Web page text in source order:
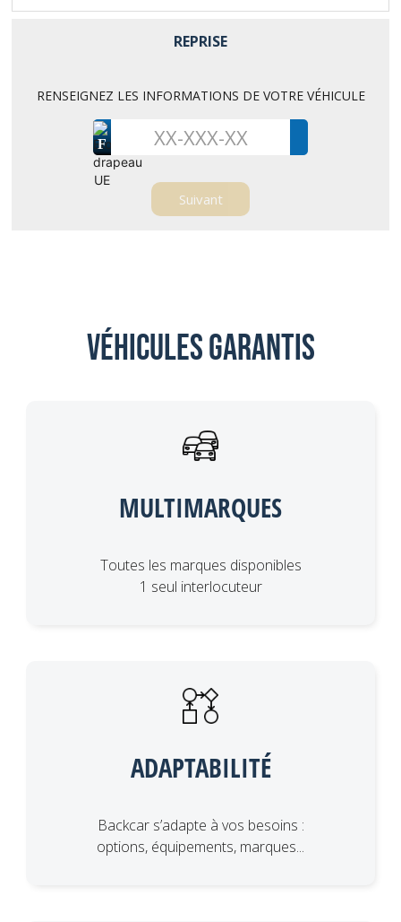
REPRISE
RENSEIGNEZ LES INFORMATIONS DE VOTRE VÉHICULE
F
Véhicules garantis
MULTIMARQUES
Toutes les marques disponibles
1 seul interlocuteur
ADAPTABILITÉ
Backcar s’adapte à vos besoins :
options, équipements, marques...